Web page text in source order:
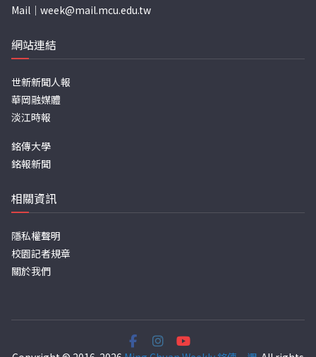
Mail｜ week@mail.mcu.edu.tw
網站連結
世新新聞人報
華岡融媒體
淡江時報
銘傳大學
銘報新聞
相關資訊
隱私權聲明
校園記者規章
關於我們